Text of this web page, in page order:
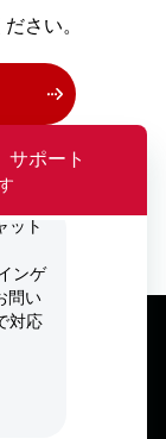
さい。